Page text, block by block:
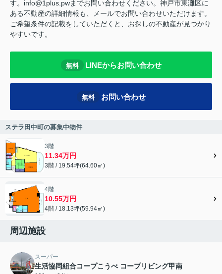
す。info@1plus.pwまでお問い合わせください。神戸市東灘区に
ある不動産の詳細情報も、メールでお問い合わせいただけます。
ご希望条件の記載をしていただくと、お探しの不動産が見つかり
やすいです。
無料 LINEからお問い合わせ
無料 お問い合わせ
ステラ田中町の募集中物件
3階
11.34万円
3階 / 19.54坪(64.60㎡)
4階
10.55万円
4階 / 18.13坪(59.94㎡)
周辺施設
スーパー
生活協同組合コープこうべ コープリビング甲南